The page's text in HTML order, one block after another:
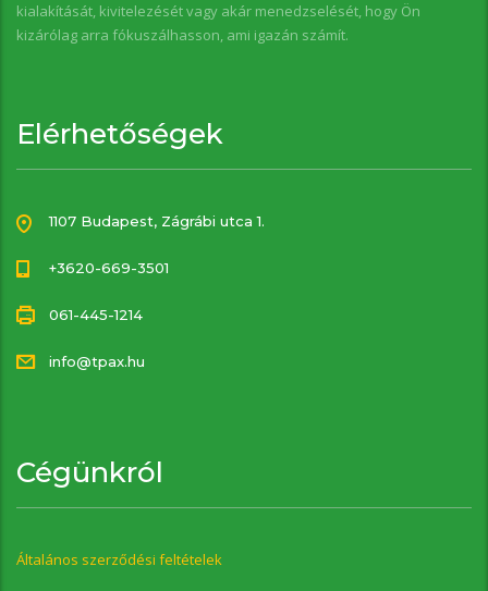
kialakítását, kivitelezését vagy akár menedzselését, hogy Ön
kizárólag arra fókuszálhasson, ami igazán számít.
Elérhetőségek
1107 Budapest, Zágrábi utca 1.
+3620-669-3501
061-445-1214
info@tpax.hu
Cégünkról
Általános szerződési feltételek